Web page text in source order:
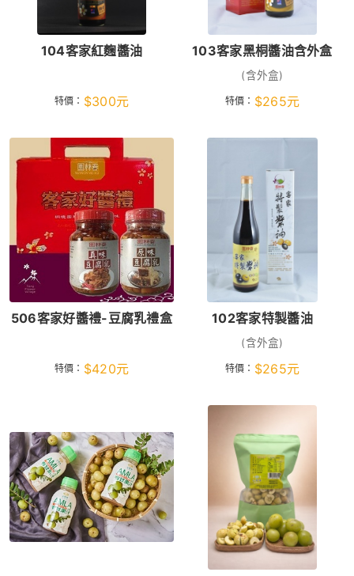
104客家紅麴醬油
特價： $300元
103客家黑桐醬油含外盒
(含外盒)
特價： $265元
506客家好醬禮-豆腐乳禮盒
特價： $420元
102客家特製醬油
(含外盒)
特價： $265元